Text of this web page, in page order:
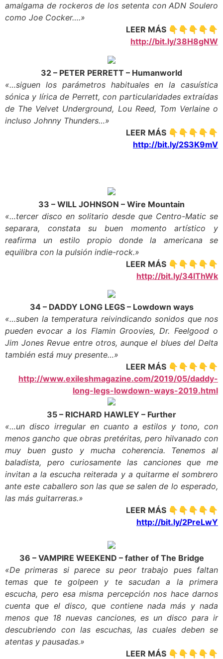
amalgama de rockeros de los setenta con ADN Soulero
como Joe Cocker….»
LEER MÁS 👇👇👇👇👇
http://bit.ly/38H8gNW
32 – PETER PERRETT – Humanworld
«…siguen los parámetros habituales en la casuística
sónica y lírica de Perrett, con particularidades extraídas
de The Velvet Underground, Lou Reed, Tom Verlaine o
incluso Johnny Thunders…»
LEER MÁS 👇👇👇👇👇
http://bit.ly/2S3K9mV
33 – WILL JOHNSON – Wire Mountain
«…tercer disco en solitario desde que Centro-Matic se
separara, constata su buen momento artístico y
reafirma un estilo propio donde la americana se
equilibra con la pulsión indie-rock.»
LEER MÁS 👇👇👇👇👇
http://bit.ly/34lThWk
34 – DADDY LONG LEGS – Lowdown ways
«…suben la temperatura reivindicando sonidos que nos
pueden evocar a los Flamin Groovies, Dr. Feelgood o
Jim Jones Revue entre otros, aunque el blues del Delta
también está muy presente…»
LEER MÁS 👇👇👇👇👇
http://www.exileshmagazine.com/2019/05/daddy-
long-legs-lowdown-ways-2019.html
35 – RICHARD HAWLEY – Further
«…un disco irregular en cuanto a estilos y tono, con
menos gancho que obras pretéritas, pero hilvanado con
muy buen gusto y mucha coherencia. Tenemos al
baladista, pero curiosamente las canciones que me
invitan a la escucha reiterada y a quitarme el sombrero
ante este caballero son las que se salen de lo esperado,
las más guitarreras.»
LEER MÁS 👇👇👇👇👇
http://bit.ly/2PreLwY
36 – VAMPIRE WEEKEND – father of The Bridge
«De primeras si parece su peor trabajo pues faltan
temas que te golpeen y te sacudan a la primera
escucha, pero esa misma percepción nos hace darnos
cuenta que el disco, que contiene nada más y nada
menos que 18 nuevas canciones, es un disco para ir
descubriendo con las escuchas, las cuales deben se
atentas y pausadas.»
LEER MÁS 👇👇👇👇👇